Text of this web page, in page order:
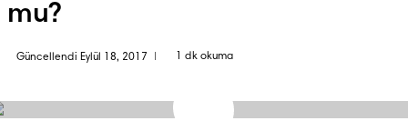
mu?
Güncellendi Eylül 18, 2017 1 dk okuma